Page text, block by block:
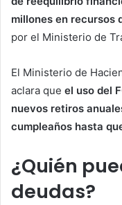
millones en recursos
por el Ministerio de
El Ministerio de
aclara que el uso del
nuevos retiros
cumpleaños hasta
¿Quién
deudas?